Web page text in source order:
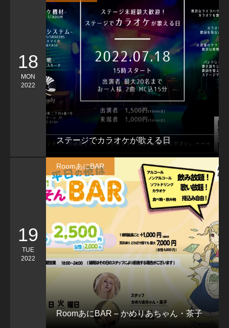
18
MON
2022
ステージでカラオケが歌える日
19
TUE
2022
RoomあにBAR – かめりあちゃん・茶子
RoomあにBAR